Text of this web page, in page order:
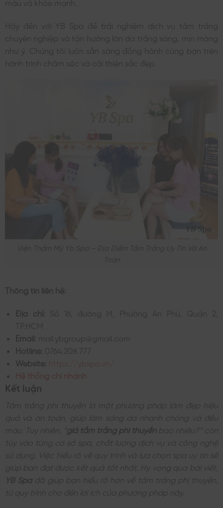
màu và khỏe mạnh.
Hãy đến với YB Spa để trải nghiệm dịch vụ tắm trắng
chuyên nghiệp và tận hưởng làn da trắng sáng, mịn màng
như ý. Chúng tôi luôn sẵn sàng đồng hành cùng bạn trên
hành trình chăm sóc và cải thiện sắc đẹp.
Viện Thẩm Mỹ Yb Spa – Địa Điểm Tắm Trắng Uy Tín Và An
Thông tin liên hệ:
Địa chỉ: Số 16, đường M, Phường An Phú, Quận 2,
TP.HCM
Email: mail.ybgroup@gmail.com
Hotline: 0764.208.777
Website:
Kết luận
Tắm trắng phi thuyền là một phương pháp làm đẹp hiệu
quả và an toàn, giúp làm sáng da nhanh chóng và đều
màu. Tuy nhiên, “
giá tắm trắng phi thuyền bao nhiêu?” còn
tùy vào từng cơ sở spa, chất lượng dịch vụ và công nghệ
sử dụng. Việc hiểu rõ về quy trình và lựa chọn spa uy tín sẽ
giúp bạn đạt được kết quả tốt nhất. Hy vọng qua bài viết,
YB Spađã giúp bạn hiểu rõ hơn về tắm trắng phi thuyền,
từ quy trình cho đến lợi ích của phương pháp này.